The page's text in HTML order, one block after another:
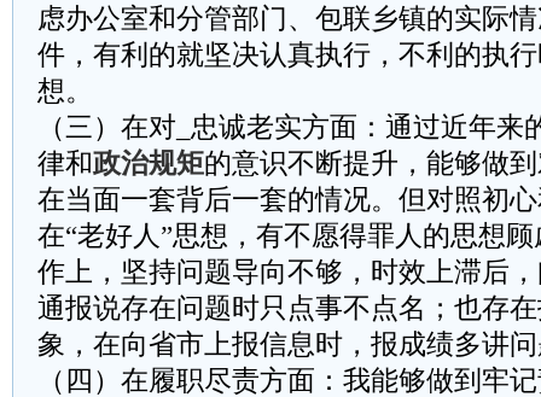
虑办公室和分管部门、包联乡镇的实际
件，有利的就坚决认真执行，不利的执
想。
（三）在对_忠诚老实方面：通过近年来
律和政治规矩的意识不断提升，能够做
在当面一套背后一套的情况。但对照初
在“老好人”思想，有不愿得罪人的思想
作上，坚持问题导向不够，时效上滞后
通报说存在问题时只点事不点名；也存
象，在向省市上报信息时，报成绩多讲
（四）在履职尽责方面：我能够做到牢